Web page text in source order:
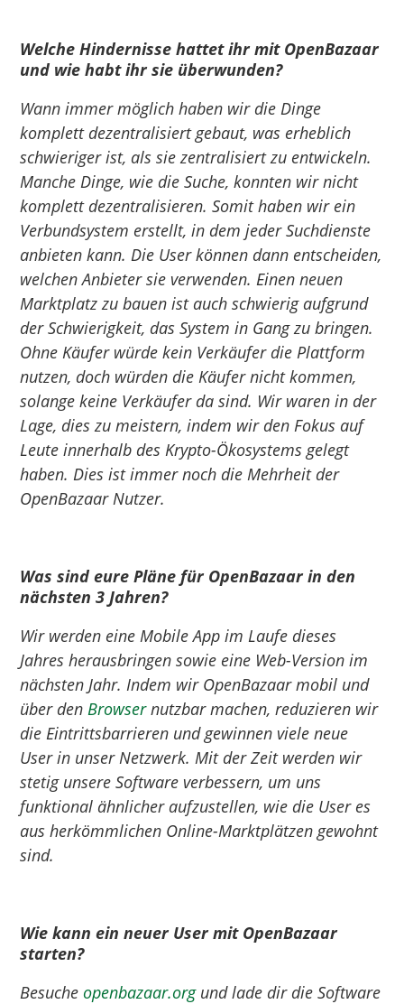
Welche Hindernisse hattet ihr mit OpenBazaar
und wie habt ihr sie überwunden?
Wann immer möglich haben wir die Dinge
komplett dezentralisiert gebaut, was erheblich
schwieriger ist, als sie zentralisiert zu entwickeln.
Manche Dinge, wie die Suche, konnten wir nicht
komplett dezentralisieren. Somit haben wir ein
Verbundsystem erstellt, in dem jeder Suchdienste
anbieten kann. Die User können dann entscheiden,
welchen Anbieter sie verwenden. Einen neuen
Marktplatz zu bauen ist auch schwierig aufgrund
der Schwierigkeit, das System in Gang zu bringen.
Ohne Käufer würde kein Verkäufer die Plattform
nutzen, doch würden die Käufer nicht kommen,
solange keine Verkäufer da sind. Wir waren in der
Lage, dies zu meistern, indem wir den Fokus auf
Leute innerhalb des Krypto-Ökosystems gelegt
haben. Dies ist immer noch die Mehrheit der
OpenBazaar Nutzer.
Was sind eure Pläne für OpenBazaarin den
nächsten 3 Jahren?
Wir werden eine Mobile App im Laufe dieses
Jahres herausbringen sowie eine Web-Version im
nächsten Jahr. Indem wir OpenBazaar mobil und
über den Browsernutzbar machen, reduzieren wir
die Eintrittsbarrieren und gewinnen viele neue
User in unser Netzwerk. Mit der Zeit werden wir
stetig unsere Software verbessern, um uns
funktional ähnlicher aufzustellen, wie die User es
aus herkömmlichen Online-Marktplätzen gewohnt
sind.
Wie kann ein neuer User mit OpenBazaar
starten?
Besucheopenbazaar.orgund lade dir die Software